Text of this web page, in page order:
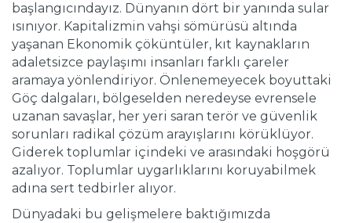
başlangıcındayız. Dünyanın dört bir yanında sular
ısınıyor. Kapitalizmin vahşi sömürüsü altında
yaşanan Ekonomik çöküntüler, kıt kaynakların
adaletsizce paylaşımı insanları farklı çareler
aramaya yönlendiriyor. Önlenemeyecek boyuttaki
Göç dalgaları, bölgeselden neredeyse evrensele
uzanan savaşlar, her yeri saran terör ve güvenlik
sorunları radikal çözüm arayışlarını körüklüyor.
Giderek toplumlar içindeki ve arasındaki hoşgörü
azalıyor. Toplumlar uygarlıklarını koruyabilmek
adına sert tedbirler alıyor.
Dünyadaki bu gelişmelere baktığımızda